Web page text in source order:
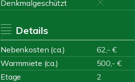
Denkmalgeschützt
Details
Nebenkosten (ca.) 62,- €
Warmmiete (ca.)
500,- €
Etage
2